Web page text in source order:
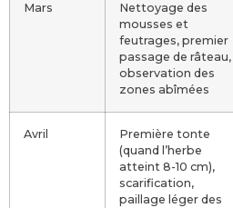
Mars
Nettoyage des
mousses et
feutrages, premier
passage de râteau,
observation des
zones abîmées
Avril
Première tonte
(quand l’herbe
atteint 8-10 cm),
scarification,
paillage léger des